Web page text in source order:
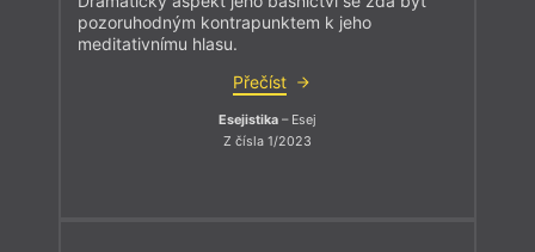
pozoruhodným kontrapunktem k jeho
meditativnímu hlasu.
Přečíst
Esejistika – Esej
Z čísla 1/2023